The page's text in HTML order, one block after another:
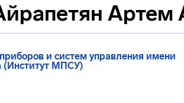
Артем
и систем управления имени
(Институт МПСУ)